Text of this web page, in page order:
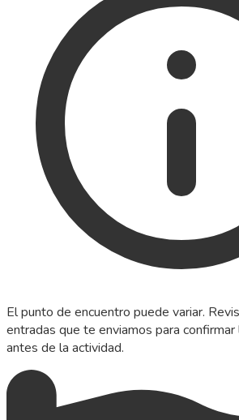
El punto de encuentro puede variar.
entradas que te enviamos para
antes de la actividad.